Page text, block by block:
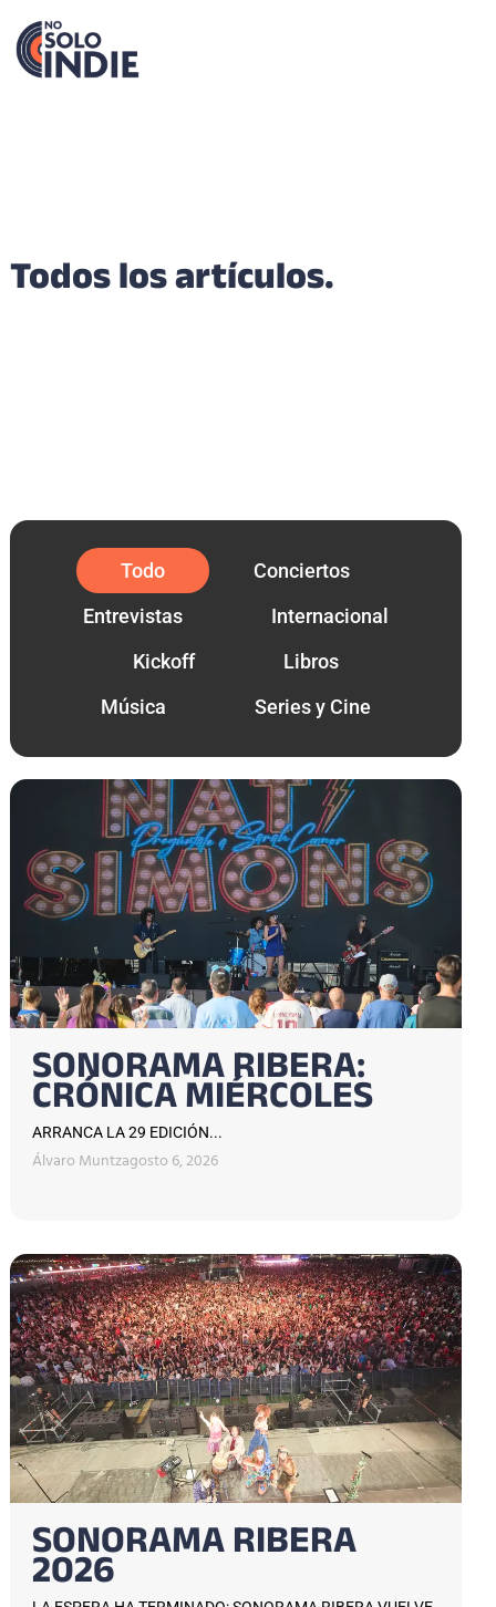
Todos los artículos.
Conciertos
Entrevistas
Internacional
Kickoff
Libros
Música
Series y Cine
Todo
SONORAMA RIBERA:
CRÓNICA MIÉRCOLES
ARRANCA LA 29 EDICIÓN...
Álvaro Muntzagosto 6, 2026
SONORAMA RIBERA
2026